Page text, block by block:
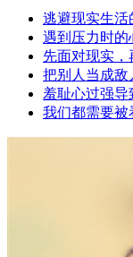
逃避现实生活
遇到压力时的
先面对现实，
把别人当成敌
羞耻心过强导
我们都需要被